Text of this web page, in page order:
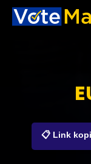
📋 Link